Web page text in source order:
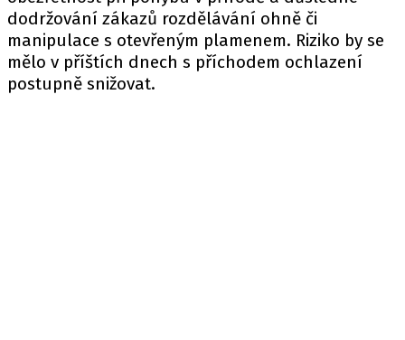
dodržování zákazů rozdělávání ohně či
manipulace s otevřeným plamenem. Riziko by se
mělo v příštích dnech s příchodem ochlazení
postupně snižovat.